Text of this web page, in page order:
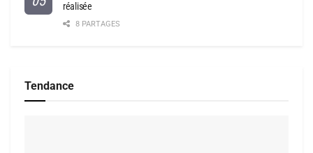
réalisée
8 PARTAGES
Tendance